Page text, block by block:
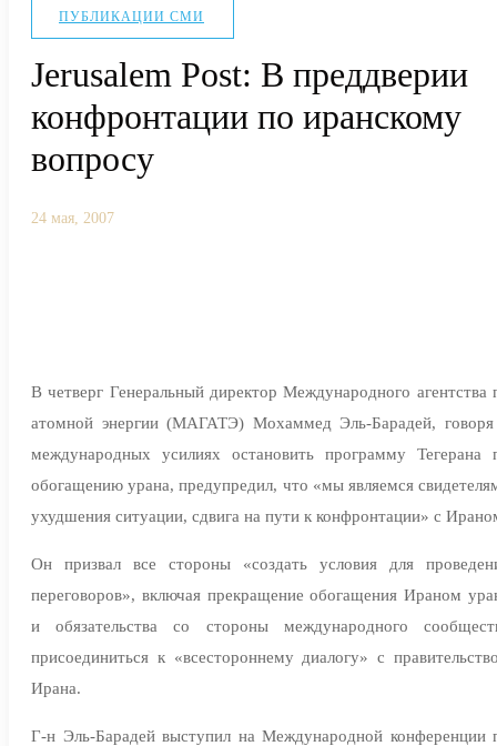
ПУБЛИКАЦИИ СМИ
Jerusalem Post: В преддверии
конфронтации по иранскому
вопросу
24 мая, 2007
В четверг Генеральный директор Международного агентства
атомной энергии (МАГАТЭ) Мохаммед Эль-Барадей,
международных усилиях остановить программу Тегерана
обогащению урана, предупредил, что «мы являемся
ухудшения ситуации, сдвига на пути к конфронтации» с
Он призвал все стороны «создать условия для
переговоров», включая прекращение обогащения Ираном
и обязательства со стороны международного
присоединиться к «всестороннему диалогу» с
Ирана.
Г-н Эль-Барадей выступил на Международной конференции